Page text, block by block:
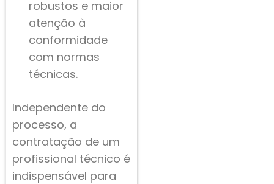
robustos e maior
atenção à
conformidade
com normas
técnicas.
Independente do
processo, a
contratação de um
profissional técnico é
indispensável para